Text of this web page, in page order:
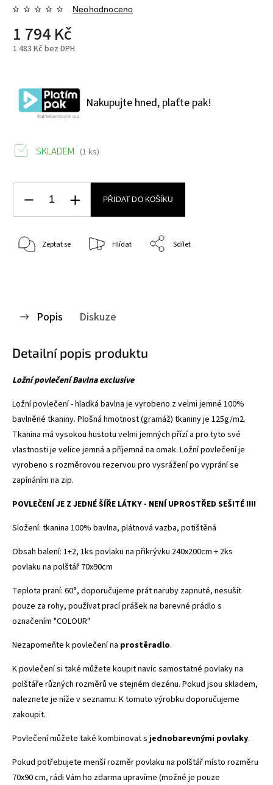
Neohodnoceno
1 794 Kč
1 483 Kč bez DPH
Nakupujte hned, plaťte pak!
SKLADEM (1 ks)
PŘIDAT DO KOŠÍKU
Zeptat se Hlídat Sdílet
Popis Diskuze
Detailní popis produktu
Ložní povlečení Bavlna exclusive
Ložní povlečení - hladká bavlna je vyrobeno z velmi jemné 100%
bavlněné tkaniny. Plošná hmotnost (gramáž) tkaniny je 125g/m2.
Tkanina má vysokou hustotu velmi jemných přízí a pro tyto své
vlastnosti je velice jemná a příjemná na omak. Ložní povlečení je
vyrobeno s rozměrovou rezervou pro vysrážení po vyprání se
zapínáním na zip.
POVLEČENÍ JE Z JEDNÉ ŠÍŘE LÁTKY - NENÍ UPROSTŘED SEŠITÉ !!!!
Složení: tkanina 100% bavlna, plátnová vazba, potištěná
Obsah balení: 1+2, 1ks povlaku na přikrývku 240x200cm + 2ks
povlaku na polštář 70x90cm
Teplota praní: 60°, doporučujeme prát naruby zapnuté, nesušit
pouze za rohy, používat prací prášek na barevné prádlo s
označením "COLOUR"
Nezapomeňte k povlečení na prostěradlo.
K povlečení si také můžete koupit navíc samostatné povlaky na
polštáře různých rozměrů ve stejném dezénu. Pokud jsou skladem,
naleznete je níže v seznamu: K tomuto výrobku doporučujeme
zakoupit.
Povlečení můžete také kombinovat sjednobarevnými povlaky.
Pokud potřebujete menší rozměr povlaku na polštář místo rozměru
70x90 cm, rádi Vám ho zdarma upravíme (možné je pouze